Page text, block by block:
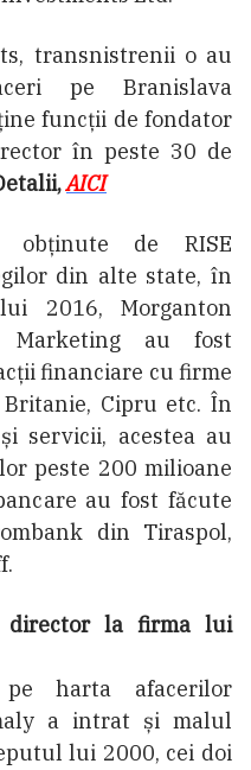
transnistrenii o au
pe Branislava
funcții de fondator
în peste 30 de
AICI
obținute de RISE
din alte state, în
2016, Morganton
Marketing au fost
financiare cu firme
Cipru etc. În
servicii, acestea au
peste 200 milioane
au fost făcute
din Tiraspol,
director la firma lui
harta afacerilor
a intrat și malul
lui 2000, cei doi